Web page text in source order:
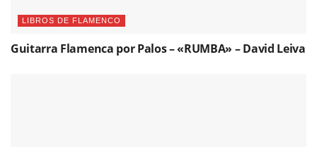
LIBROS DE FLAMENCO
Guitarra Flamenca por Palos – «RUMBA» – David Leiva